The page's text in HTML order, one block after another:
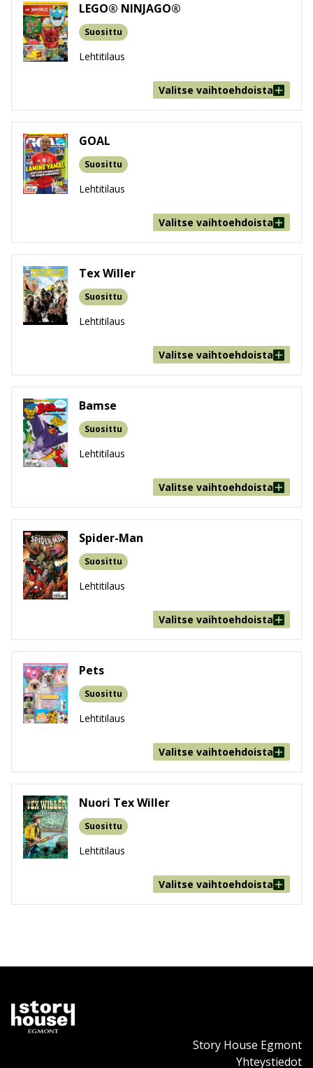
LEGO® NINJAGO®
Suosittu
Lehtitilaus
Valitse vaihtoehdoista
GOAL
Suosittu
Lehtitilaus
Valitse vaihtoehdoista
Tex Willer
Suosittu
Lehtitilaus
Valitse vaihtoehdoista
Bamse
Suosittu
Lehtitilaus
Valitse vaihtoehdoista
Spider-Man
Suosittu
Lehtitilaus
Valitse vaihtoehdoista
Pets
Suosittu
Lehtitilaus
Valitse vaihtoehdoista
Nuori Tex Willer
Suosittu
Lehtitilaus
Valitse vaihtoehdoista
Story House Egmont
Yhteystiedot